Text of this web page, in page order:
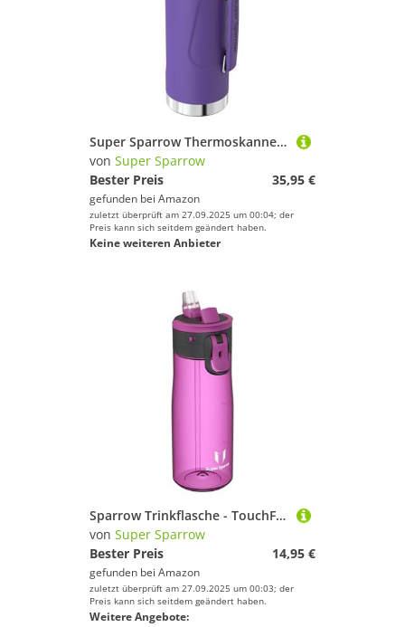
Super Sparrow Thermoskanne - Thermosflasche Edelstahl - 2L - BPA-Frei Trinkflasche - Auslaufsicherer Deckel Fungiert als Trinkbecher - Thermobecher für Sport, Outdoor
von Super Sparrow
Bester Preis
35,95 €
gefunden bei Amazon
zuletzt überprüft am 27.09.2025 um 00:04; der
Preis kann sich seitdem geändert haben.
Keine weiteren Anbieter
Sparrow Trinkflasche - TouchFlow Tritan Wasserflasche - 750ml - BPA-frei - Sportflasche Auslaufsicher - Trinkflaschen mit Strohhalm für Sport, Outdoor - Leicht, Nachhaltig
von Super Sparrow
Bester Preis
14,95 €
gefunden bei Amazon
zuletzt überprüft am 27.09.2025 um 00:03; der
Preis kann sich seitdem geändert haben.
Weitere Angebote: